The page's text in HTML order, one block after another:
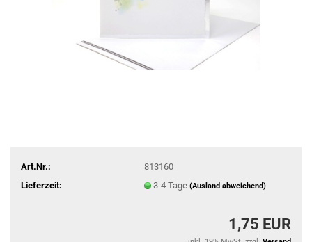
Art.Nr.:
813160
Lieferzeit:
3-4 Tage (Ausland abweichend)
1,75 EUR